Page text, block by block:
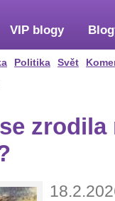
Politika Svět
VIP blogy
zrodila